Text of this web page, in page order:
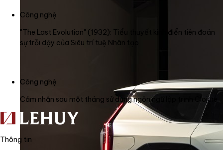
Công nghệ
"The Last Evolution" (1932): Tiểu thuyết kinh điển tiên đoán
sự trỗi dậy của Siêu trí tuệ Nhân tạo
Công nghệ
Cảm nhận sau một tháng sử dụng ngôn ngữ lập trình Clojure
Thông tin